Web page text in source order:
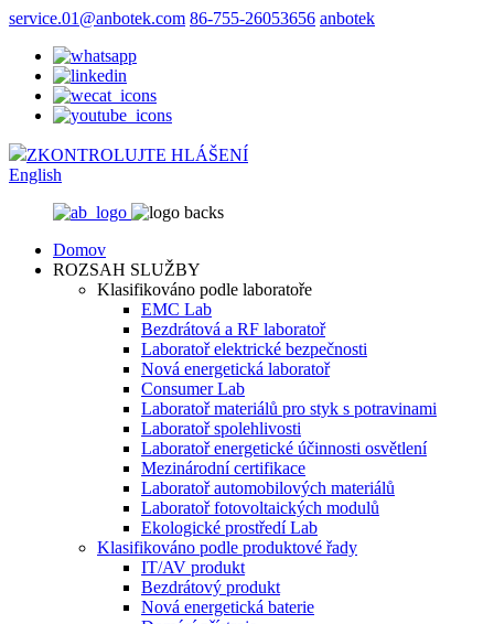
service.01@anbotek.com 86-755-26053656 anbotek
ZKONTROLUJTE HLÁŠENÍ
English
Domov
ROZSAH SLUŽBY
Klasifikováno podle laboratoře
EMC Lab
Bezdrátová a RF laboratoř
Laboratoř elektrické bezpečnosti
Nová energetická laboratoř
Consumer Lab
Laboratoř materiálů pro styk s potravinami
Laboratoř spolehlivosti
Laboratoř energetické účinnosti osvětlení
Mezinárodní certifikace
Laboratoř automobilových materiálů
Laboratoř fotovoltaických modulů
Ekologické prostředí Lab
Klasifikováno podle produktové řady
IT/AV produkt
Bezdrátový produkt
Nová energetická baterie